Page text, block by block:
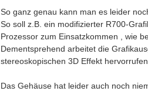
So ganz genau kann man es leider
So soll z.B. ein modifizierter R700-
Prozessor zum Einsatzkommen , wie
Dementsprehend arbeitet die
stereoskopischen 3D Effekt
Das Gehäuse hat leider auch noch